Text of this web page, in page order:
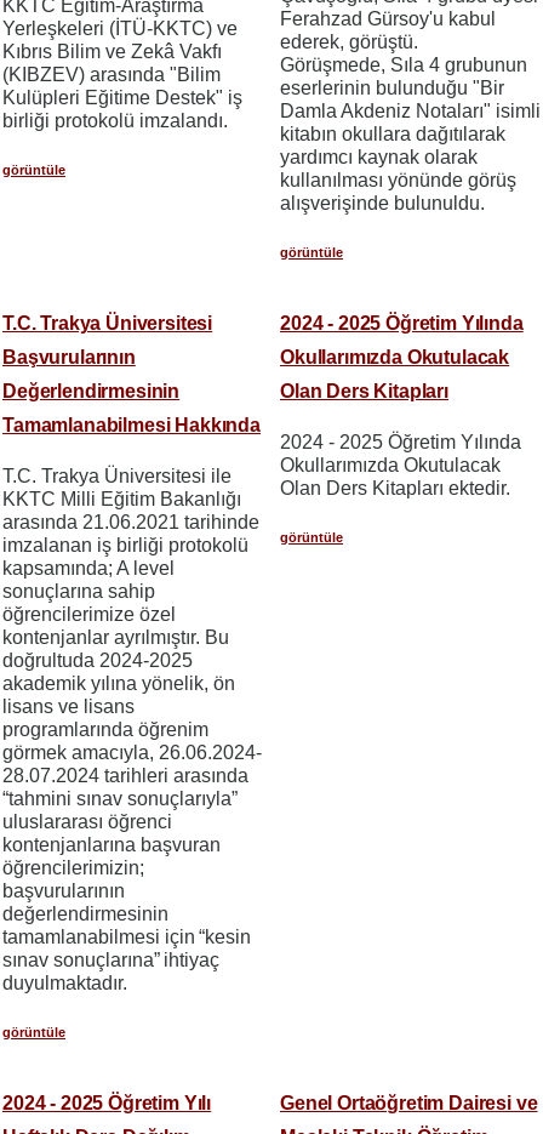
KKTC Eğitim-Araştırma
Yerleşkeleri (İTÜ-KKTC) ve
Kıbrıs Bilim ve Zekâ Vakfı
(KIBZEV) arasında "Bilim
Kulüpleri Eğitime Destek" iş
birliği protokolü imzalandı.
görüntüle
Ferahzad Gürsoy'u kabul
ederek, görüştü.
Görüşmede, Sıla 4 grubunun
eserlerinin bulunduğu "Bir
Damla Akdeniz Notaları" isimli
kitabın okullara dağıtılarak
yardımcı kaynak olarak
kullanılması yönünde görüş
alışverişinde bulunuldu.
görüntüle
T.C. Trakya Üniversitesi
Başvurularının
Değerlendirmesinin
Tamamlanabilmesi Hakkında
T.C. Trakya Üniversitesi ile
KKTC Milli Eğitim Bakanlığı
arasında 21.06.2021 tarihinde
imzalanan iş birliği protokolü
kapsamında; A level
sonuçlarına sahip
öğrencilerimize özel
kontenjanlar ayrılmıştır. Bu
doğrultuda 2024-2025
akademik yılına yönelik, ön
lisans ve lisans
programlarında öğrenim
görmek amacıyla, 26.06.2024-
28.07.2024 tarihleri arasında
“tahmini sınav sonuçlarıyla”
uluslararası öğrenci
kontenjanlarına başvuran
öğrencilerimizin;
başvurularının
değerlendirmesinin
tamamlanabilmesi için “kesin
sınav sonuçlarına” ihtiyaç
duyulmaktadır.
görüntüle
2024 - 2025 Öğretim Yılında
Okullarımızda Okutulacak
Olan Ders Kitapları
2024 - 2025 Öğretim Yılında
Okullarımızda Okutulacak
Olan Ders Kitapları ektedir.
görüntüle
2024 - 2025 Öğretim Yılı
Genel Ortaöğretim Dairesi ve